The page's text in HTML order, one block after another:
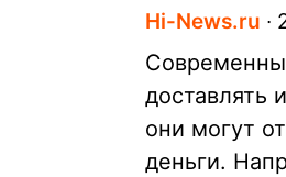
Hi-News.ru ∙
доставлять
они могут
деньги.